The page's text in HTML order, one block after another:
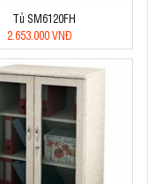
Tủ SM6120FH
2.653.000 VNĐ